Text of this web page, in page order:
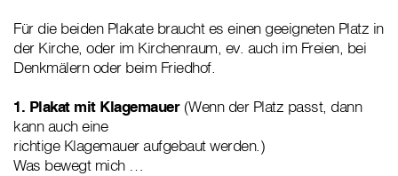
Für die beiden Plakate braucht es einen geeigneten Platz in
der Kirche, oder im Kirchenraum, ev. auch im Freien, bei
Denkmälern oder beim Friedhof.
1. Plakat mit Klagemauer(Wenn der Platz passt, dann
kann auch eine
richtige Klagemauer aufgebaut werden.)
Was bewegt mich …